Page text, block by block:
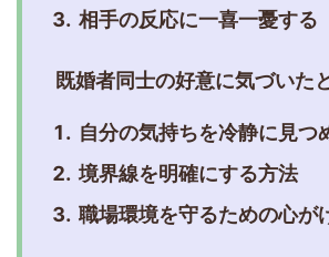
相手の反応に一喜一憂する
既婚者同士の好意に気づいた
自分の気持ちを冷静に見つ
境界線を明確にする方法
職場環境を守るための心が